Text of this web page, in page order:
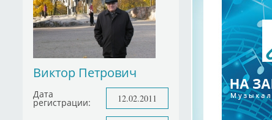
Виктор Петрович
Дата
регистрации: 12.02.2011